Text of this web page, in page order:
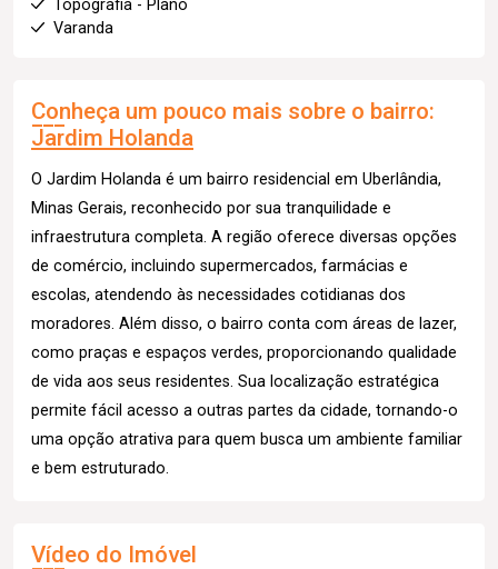
Topografia - Plano
Varanda
Conheça um pouco mais sobre o bairro:
Jardim Holanda
O Jardim Holanda é um bairro residencial em Uberlândia,
Minas Gerais, reconhecido por sua tranquilidade e
infraestrutura completa. A região oferece diversas opções
de comércio, incluindo supermercados, farmácias e
escolas, atendendo às necessidades cotidianas dos
moradores. Além disso, o bairro conta com áreas de lazer,
como praças e espaços verdes, proporcionando qualidade
de vida aos seus residentes. Sua localização estratégica
permite fácil acesso a outras partes da cidade, tornando-o
uma opção atrativa para quem busca um ambiente familiar
e bem estruturado.
Vídeo do Imóvel